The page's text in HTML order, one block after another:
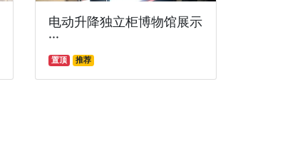
电动升降独立柜博物馆展示
···
置顶 推荐